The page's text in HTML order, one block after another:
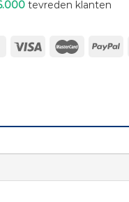
tevreden klanten